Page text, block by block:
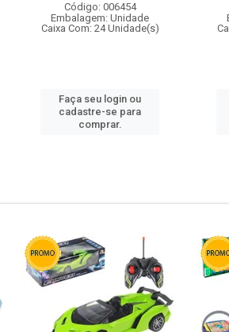
Código: 006454
Embalagem: Unidade
Caixa Com: 24 Unidade(s)
Faça seu login ou
cadastre-se para
comprar.